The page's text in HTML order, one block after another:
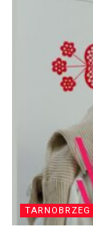
TARNOBRZEG